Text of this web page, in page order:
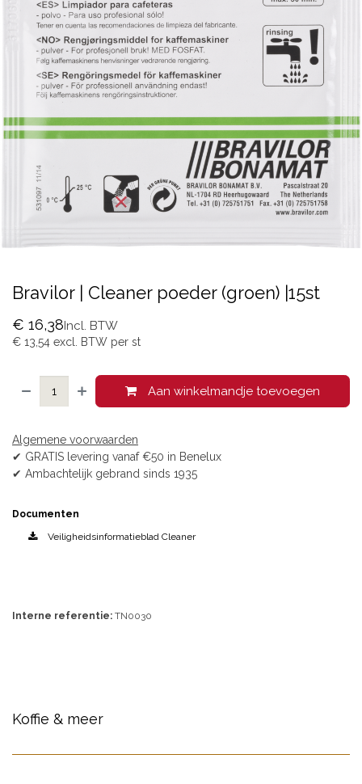
Bravilor | Cleaner poeder (groen) |15st
€ 16,38Incl. BTW
€ 13,54 excl. BTW per st
Aan winkelmandje toevoegen
Algemene voorwaarden
✔ GRATIS levering vanaf €50 in Benelux
✔ Ambachtelijk gebrand sinds 1935
Documenten
Veiligheidsinformatieblad Cleaner
Interne referentie: TN0030
Koffie & meer